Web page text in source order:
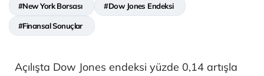
#New York Borsası #Dow Jones Endeksi
#Finansal Sonuçlar
Açılışta Dow Jones endeksi yüzde 0,14 artışla